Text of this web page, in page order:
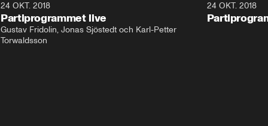
24 OKT. 2018
Partiprogrammet live
Gustav Fridolin, Jonas Sjöstedt och Karl-Petter
Torwaldsson
24 OKT. 2018